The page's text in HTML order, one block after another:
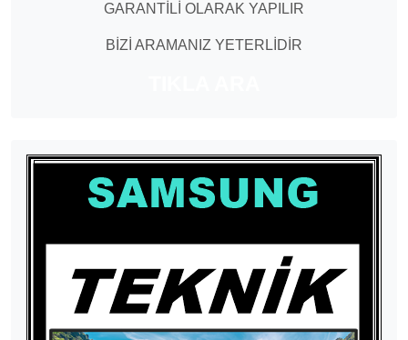
GARANTİLİ OLARAK YAPILIR
BİZİ ARAMANIZ YETERLİDİR